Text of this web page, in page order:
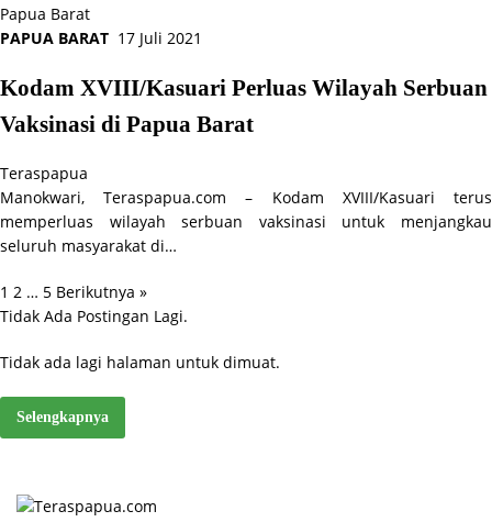
PAPUA BARAT 17 Juli 2021
Kodam XVIII/Kasuari Perluas Wilayah Serbuan
Vaksinasi di Papua Barat
Teraspapua
Manokwari, Teraspapua.com – Kodam XVIII/Kasuari terus
memperluas wilayah serbuan vaksinasi untuk menjangkau
seluruh masyarakat di…
Paginasi
1 2 … 5 Berikutnya »
Tidak Ada Postingan Lagi.
Tidak ada lagi halaman untuk dimuat.
Selengkapnya